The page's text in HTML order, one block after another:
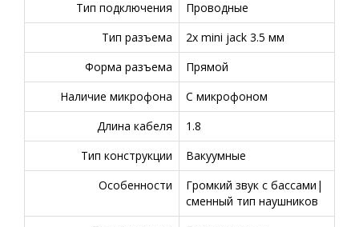
Тип подключения
Проводные
Тип разъема
2x mini jack 3.5 мм
Форма разъема
Прямой
Наличие микрофона
С микрофоном
Длина кабеля
1.8
Тип конструкции
Вакуумные
Особенности
Громкий звук с бассами|
сменный тип наушников